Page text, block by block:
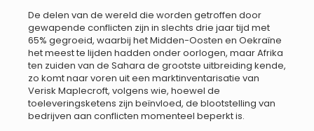
De delen van de wereld die worden getroffen door
gewapende conflicten zijn in slechts drie jaar tijd met
65% gegroeid, waarbij het Midden-Oosten en Oekraïne
het meest te lijden hadden onder oorlogen, maar Afrika
ten zuiden van de Sahara de grootste uitbreiding kende,
zo komt naar voren uit een marktinventarisatie van
Verisk Maplecroft, volgens wie, hoewel de
toeleveringsketens zijn beïnvloed, de blootstelling van
bedrijven aan conflicten momenteel beperkt is.